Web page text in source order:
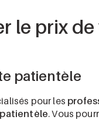
le prix
patientèle
pour les
patientèle. Vous